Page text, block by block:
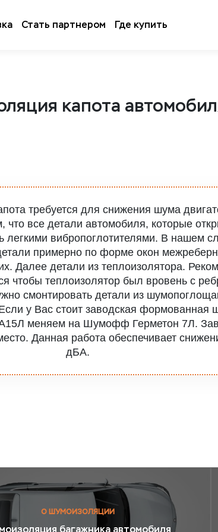
Стать партнером Где купить
капота
требуется для снижения шума
что все детали автомобиля, которые
легкими вибропоглотителями. В нашем
примерно по форме окон
Далее детали из теплоизолятора.
чтобы теплоизолятор был вровень с
смонтировать детали из
у Вас стоит заводская формованная
меняем на Шумофф Герметон 7Л.
Данная работа обеспечивает
дБА.
О ШУМОИЗОЛЯЦИИ
багажника автомобиля